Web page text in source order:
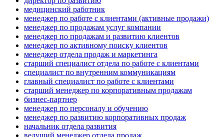
медицинский работник
менеджер по работе с клиентами (активные продажи)
менеджер по продажам услуг компании
менеджер по продажам и развитию клиентов
менеджер по активному поиску клиентов
менеджер отдела продаж и маркетинга
старший специалист отдела по работе с клиентами
специалист по внутренним коммуникациям
главный специалист по работе с клиентами
старший менеджер по корпоративным продажам
бизнес-партнер
менеджер по персоналу и обучению
менеджер по развитию корпоративных продаж
начальник отдела развития
ведущий менеджер отдела продаж